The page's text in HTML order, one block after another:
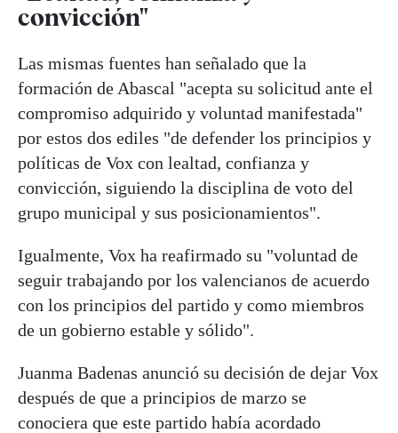
convicción"
Las mismas fuentes han señalado que la
formación de Abascal "acepta su solicitud ante el
compromiso adquirido y voluntad manifestada"
por estos dos ediles "de defender los principios y
políticas de Vox con lealtad, confianza y
convicción, siguiendo la disciplina de voto del
grupo municipal y sus posicionamientos".
Igualmente, Vox ha reafirmado su "voluntad de
seguir trabajando por los valencianos de acuerdo
con los principios del partido y como miembros
de un gobierno estable y sólido".
Juanma Badenas anunció su decisión de dejar Vox
después de que a principios de marzo se
conociera que este partido había acordado